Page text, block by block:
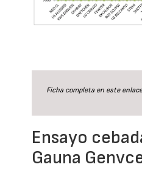
Ficha completa en este enlace
Ensayo
Gauna